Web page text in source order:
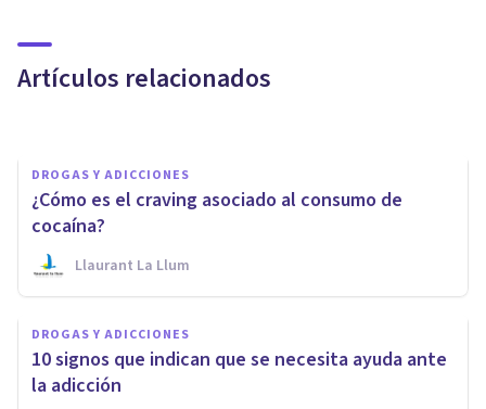
Artículos relacionados
¿Existe la adicción a la cafeína?
DROGAS Y ADICCIONES
¿Cómo es el craving asociado al consumo de
cocaína?
Llaurant La Llum
DROGAS Y ADICCIONES
10 signos que indican que se necesita ayuda ante
la adicción
DROGAS Y ADICCIONES
¿La droga mata realmente?